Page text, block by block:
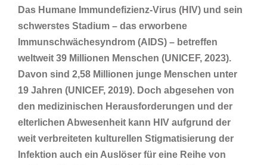
Das Humane Immundefizienz-Virus (HIV) und sein
schwerstes Stadium – das erworbene
Immunschwächesyndrom (AIDS) – betreffen
weltweit 39 Millionen Menschen (UNICEF, 2023).
Davon sind 2,58 Millionen junge Menschen unter
19 Jahren (UNICEF, 2019). Doch abgesehen von
den medizinischen Herausforderungen und der
elterlichen Abwesenheit kann HIV aufgrund der
weit verbreiteten kulturellen Stigmatisierung der
Infektion auch ein Auslöser für eine Reihe von